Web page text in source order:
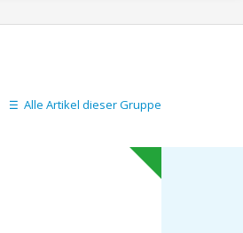
Alle Artikel dieser Gruppe